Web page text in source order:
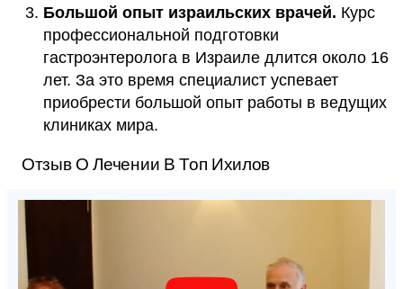
Большой опыт израильских врачей. Курс
профессиональной подготовки
гастроэнтеролога в Израиле длится около 16
лет. За это время специалист успевает
приобрести большой опыт работы в ведущих
клиниках мира.
Отзыв О Лечении В Топ Ихилов